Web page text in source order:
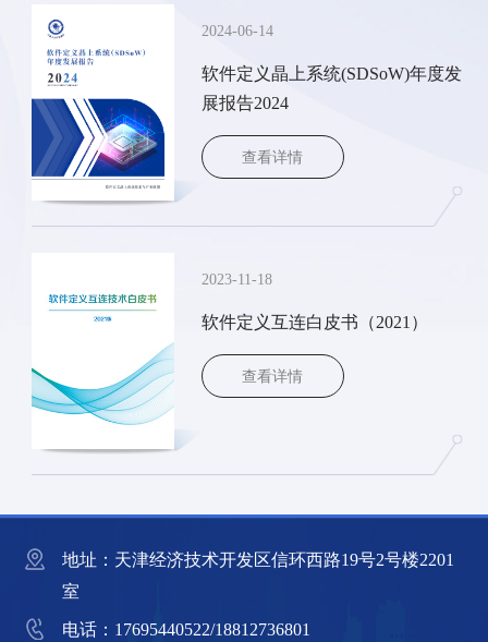
2024-06-14
软件定义晶上系统(SDSoW)年度发
展报告2024
查看详情
2023-11-18
软件定义互连白皮书（2021）
查看详情
地址：天津经济技术开发区信环西路19号2号楼2201
室
电话：17695440522/18812736801